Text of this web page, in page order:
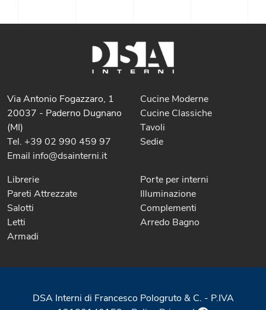
Via Antonio Fogazzaro, 1
20037 - Paderno Dugnano
(MI)
Tel. +39 02 990 459 97
Email info@dsainterni.it
Cucine Moderne
Cucine Classiche
Tavoli
Sedie
Librerie
Pareti Attrezzate
Salotti
Letti
Armadi
Porte per interni
Illuminazione
Complementi
Arredo Bagno
DSA Interni di Francesco Pologruto & C. - P.IVA